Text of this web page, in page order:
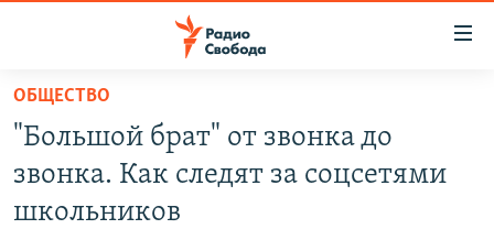
упрощенного
доступа
основному
ПРОГРАММЫ
ОБЩЕСТВО
"Большой брат" от звонка до
звонка. Как следят за соцсетями
школьников